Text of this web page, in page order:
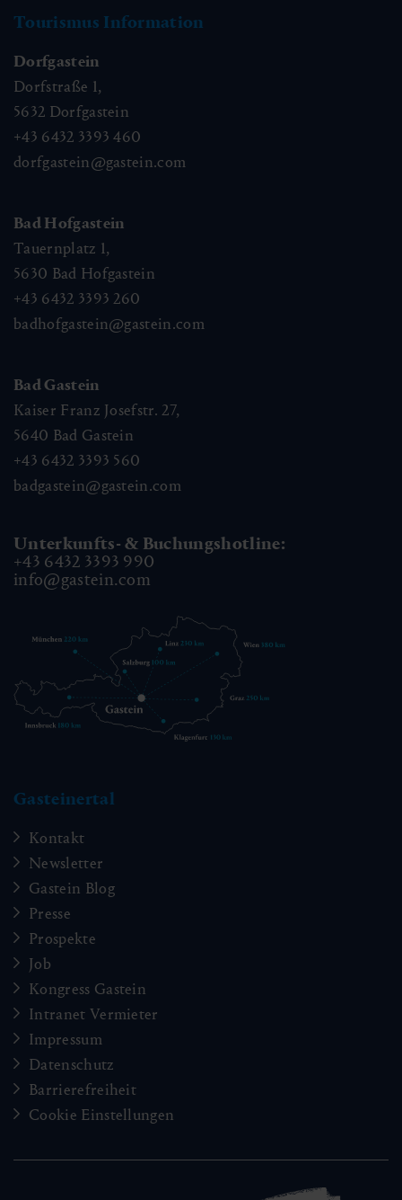
Tourismus Information
Dorfgastein
Dorfstraße 1,
5632 Dorfgastein
+43 6432 3393 460
dorfgastein@gastein.com
Bad Hofgastein
Tauernplatz 1,
5630 Bad Hofgastein
+43 6432 3393 260
badhofgastein@gastein.com
Bad Gastein
Kaiser Franz Josefstr. 27,
5640 Bad Gastein
+43 6432 3393 560
badgastein@gastein.com
Unterkunfts- & Buchungshotline:
+43 6432 3393 990
info@gastein.com
Gasteinertal
Kontakt
Newsletter
Gastein Blog
Presse
Prospekte
Job
Kongress Gastein
Intranet Vermieter
Impressum
Datenschutz
Barrierefreiheit
Cookie Einstellungen